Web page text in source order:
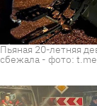
Пьяная 20-летняя
сбежала - фото: